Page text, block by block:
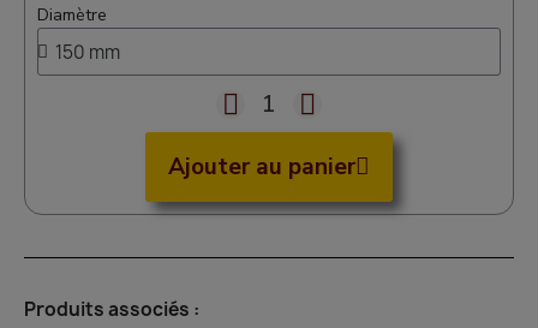
Diamètre
Ajouter au panier
Produits associés :